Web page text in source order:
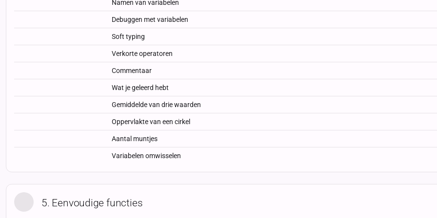
Namen van variabelen
Debuggen met variabelen
Soft typing
Verkorte operatoren
Commentaar
Wat je geleerd hebt
Gemiddelde van drie waarden
Oppervlakte van een cirkel
Aantal muntjes
Variabelen omwisselen
5. Eenvoudige functies